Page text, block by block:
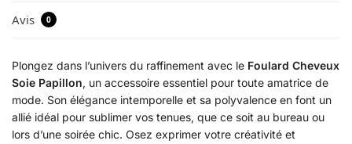
Avis 0
Plongez dans l’univers du raffinement avec le Foulard Cheveux
Soie Papillon, un accessoire essentiel pour toute amatrice de
mode. Son élégance intemporelle et sa polyvalence en font un
allié idéal pour sublimer vos tenues, que ce soit au bureau ou
lors d’une soirée chic. Osez exprimer votre créativité et